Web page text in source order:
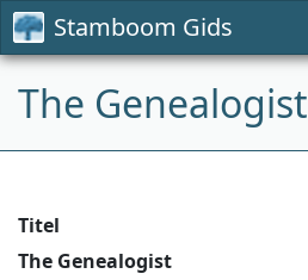
Stamboom Gids
The Genealogist
Titel
The Genealogist